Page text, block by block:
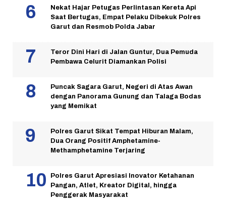
Nekat Hajar Petugas Perlintasan Kereta Api
Saat Bertugas, Empat Pelaku Dibekuk Polres
Garut dan Resmob Polda Jabar
Teror Dini Hari di Jalan Guntur, Dua Pemuda
Pembawa Celurit Diamankan Polisi
Puncak Sagara Garut, Negeri di Atas Awan
dengan Panorama Gunung dan Talaga Bodas
yang Memikat
Polres Garut Sikat Tempat Hiburan Malam,
Dua Orang Positif Amphetamine-
Methamphetamine Terjaring
Polres Garut Apresiasi Inovator Ketahanan
Pangan, Atlet, Kreator Digital, hingga
Penggerak Masyarakat